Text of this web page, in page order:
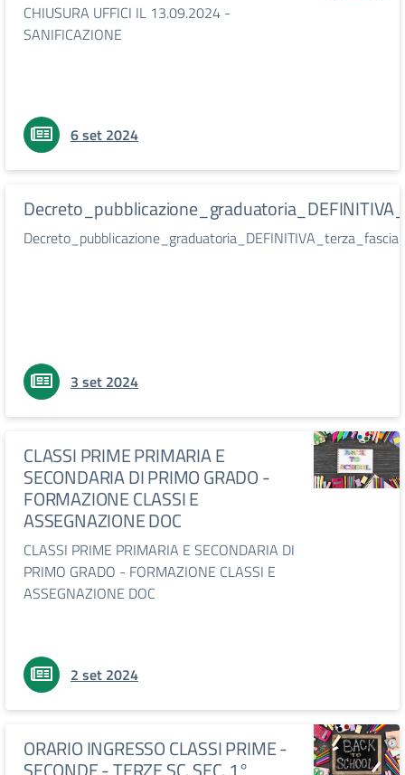
CHIUSURA UFFICI IL 13.09.2024 -
SANIFICAZIONE
6 set 2024
3 set 2024
CLASSI PRIME PRIMARIA E
SECONDARIA DI PRIMO GRADO -
FORMAZIONE CLASSI E
ASSEGNAZIONE DOC
CLASSI PRIME PRIMARIA E SECONDARIA DI
PRIMO GRADO - FORMAZIONE CLASSI E
ASSEGNAZIONE DOC
2 set 2024
ORARIO INGRESSO CLASSI PRIME -